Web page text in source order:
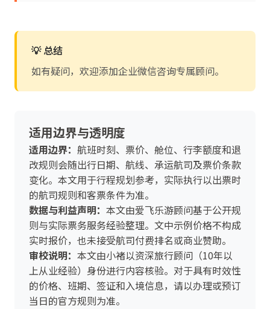
💡 总结
如有疑问，欢迎添加企业微信咨询专属顾问。
适用边界与透明度
适用边界： 航班时刻、票价、舱位、行李额度和退
改规则会随出行日期、航线、承运航司及票价条款
变化。本文用于行程规划参考，实际执行以出票时
的航司规则和客票条件为准。
数据与利益声明： 本文由爱飞乐游顾问基于公开规
则与实际票务服务经验整理。文中示例价格不构成
实时报价，也未接受航司付费排名或商业赞助。
审校说明： 本文由小褚以资深旅行顾问（10年以
上从业经验）身份进行内容核验。对于具有时效性
的价格、班期、签证和入境信息，请以办理或预订
当日的官方规则为准。